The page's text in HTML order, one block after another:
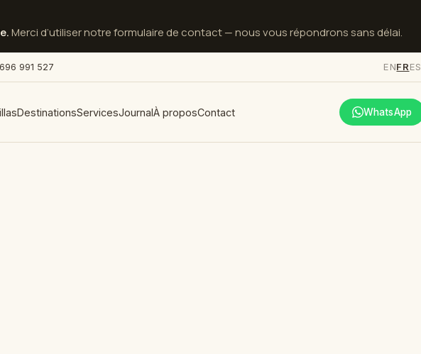
Merci d’utiliser notre formulaire de contact — nous vous répondrons sans délai.
991 527 ENFRES
DestinationsServicesJournalÀ proposContact WhatsApp